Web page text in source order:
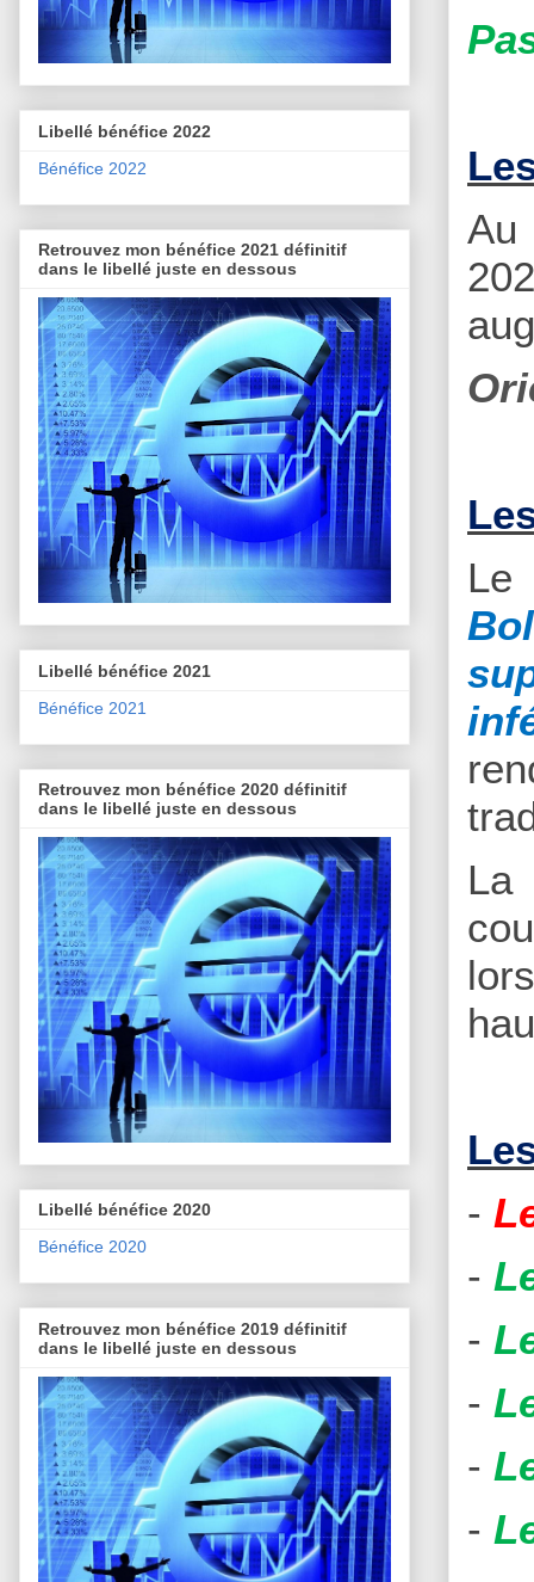
Au
Le
La
-
-
-
-
-
-
Libellé bénéfice 2022
Bénéfice 2022
Retrouvez mon bénéfice 2021 définitif
dans le libellé juste en dessous
Libellé bénéfice 2021
Bénéfice 2021
Retrouvez mon bénéfice 2020 définitif
dans le libellé juste en dessous
Libellé bénéfice 2020
Bénéfice 2020
Retrouvez mon bénéfice 2019 définitif
dans le libellé juste en dessous